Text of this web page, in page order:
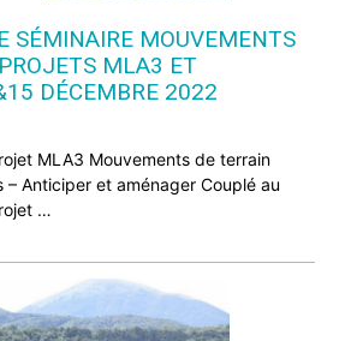
SÉMINAIRE MOUVEMENTS
MLA3 ET
DÉCEMBRE 2022
MLA3 Mouvements de terrain
– Anticiper et aménager Couplé au
…